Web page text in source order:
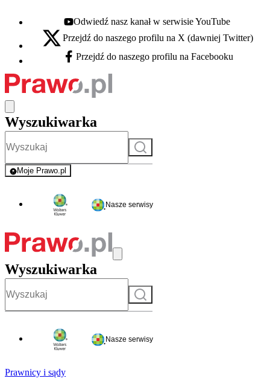
Youtube - otwiera się w nowej karcie
Odwiedź nasz kanał w serwisie YouTube
X - otwiera się w nowej karcie
Przejdź do naszego profilu na X (dawniej Twitter)
Facebook - otwiera się w nowej karcie
Przejdź do naszego profilu na Facebooku
Wyszukiwarka
Szukaj
Moje Prawo.pl
- rejestracja i logowanie do serwisu
Nasze serwisy
Wyszukiwarka
Szukaj
Nasze serwisy
Prawnicy i sądy